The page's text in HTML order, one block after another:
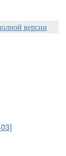
версии